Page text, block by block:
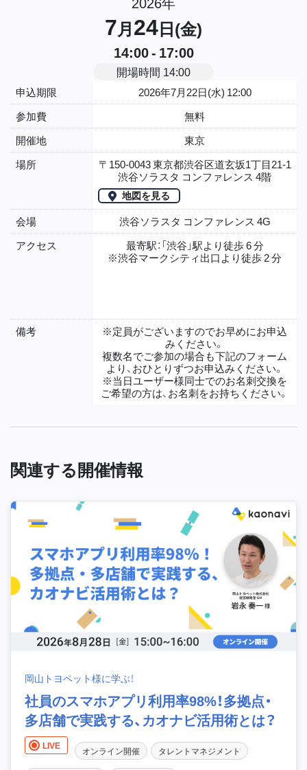
7月24日(金)
14:00 - 17:00
開場時間 14:00
申込期限
2026年7月22日(水) 12:00
参加費
無料
開催地
東京
場所
〒150-0043 東京都渋谷区道玄坂1丁目21-1
渋谷ソラスタ コンファレンス 4階
地図を見る
会場
渋谷ソラスタ コンファレンス 4G
アクセス
最寄駅：「渋谷」駅より徒歩 6 分
※渋谷マークシティ出口より徒歩 2 分
備考
※定員がございますのでお早めにお申込
みください。
複数名でご参加の場合も下記のフォーム
より、おひとりずつお申込みください。
※当日ユーザー様同士でのお名刺交換を
ご希望の方は、お名刺をお持ちください。
関連する開催情報
岡山トヨペット様に学ぶ！
社員のスマホアプリ利用率98%！多拠点・
多店舗で実践する、カオナビ活用術とは？
LIVE オンライン開催 タレントマネジメント